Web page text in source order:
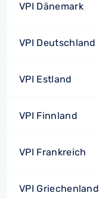
VPI Dänemark
VPI Deutschland
VPI Estland
VPI Finnland
VPI Frankreich
VPI Griechenland